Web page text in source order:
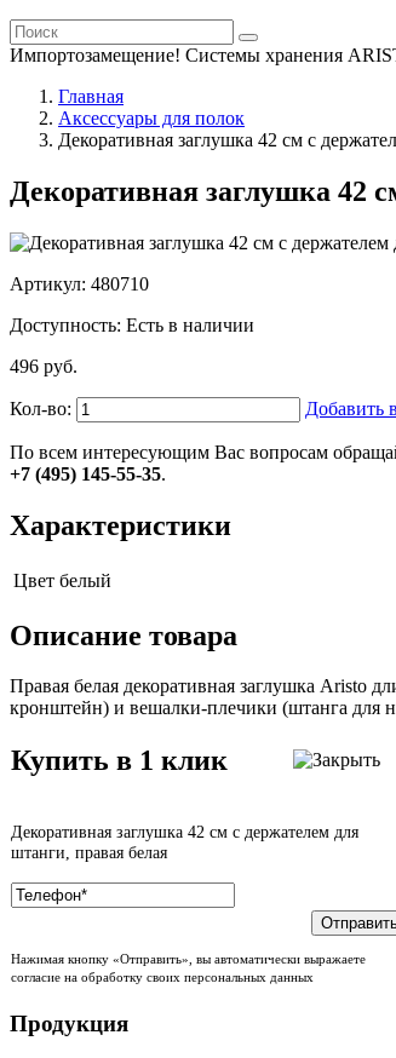
Импортозамещение! Системы хранения
Главная
Аксессуары для полок
Декоративная заглушка 42 см с
Декоративная заглушка 42
Артикул: 480710
Доступность: Есть в наличии
496 руб.
Кол-во: Добавить
По всем интересующим Вас вопросам
+7 (495) 145-55-35.
Характеристики
Цвет белый
Описание товара
Правая белая декоративная заглушка Aristo
кронштейн) и вешалки-плечики (штанга для
Купить в 1 клик
Декоративная заглушка 42 см с держателем для
штанги, правая белая
Нажимая кнопку «Отправить», вы автоматически выражаете
согласие на обработку своих персональных данных
Продукция